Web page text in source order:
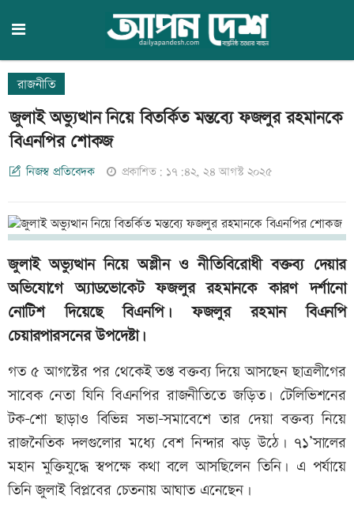
রাজনীতি
জুলাই অভ্যুত্থান নিয়ে বিতর্কিত মন্তব্যে ফজলুর রহমানকে
বিএনপির শোকজ
নিজস্ব প্রতিবেদক প্রকাশিত: ১৭:৪২, ২৪ আগস্ট ২০২৫
জুলাই অভ্যুত্থান নিয়ে অশ্লীন ও নীতিবিরোধী বক্তব্য দেয়ার
অভিযোগে অ্যাডভোকেট ফজলুর রহমানকে কারণ দর্শানো
নোটিশ দিয়েছে বিএনপি। ফজলুর রহমান বিএনপি
চেয়ারপারসনের উপদেষ্টা।
গত ৫ আগস্টের পর থেকেই তপ্ত বক্তব্য দিয়ে আসছেন ছাত্রলীগের
সাবেক নেতা যিনি বিএনপির রাজনীতিতে জড়িত। টেলিভিশনের
টক-শো ছাড়াও বিভিন্ন সভা-সমাবেশে তার দেয়া বক্তব্য নিয়ে
রাজনৈতিক দলগুলোর মধ্যে বেশ নিন্দার ঝড় উঠে। ৭১’সালের
মহান মুক্তিযুদ্ধে স্বপক্ষে কথা বলে আসছিলেন তিনি। এ পর্যায়ে
তিনি জুলাই বিপ্লবের চেতনায় আঘাত এনেছেন।